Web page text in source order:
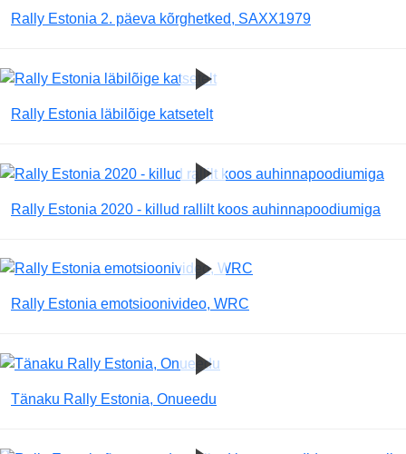
Rally Estonia 2. päeva kõrghetked, SAXX1979
Rally Estonia läbilõige katsetelt
Rally Estonia 2020 - killud rallilt koos auhinnapoodiumiga
Rally Estonia emotsioonivideo, WRC
Tänaku Rally Estonia, Onueedu